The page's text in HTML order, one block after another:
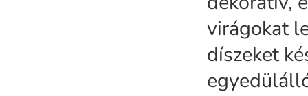
virágokat
díszeket